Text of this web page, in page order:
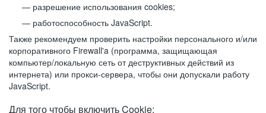
разрешение использования cookies;
работоспособность JavaScript.
Также рекомендуем проверить настройки персонального и/или
корпоративного Firewall'a (программа, защищающая
компьютер/локальную сеть от деструктивных действий из
интернета) или прокси-сервера, чтобы они допускали работу
JavaScript.
Для того чтобы включить Cookie: